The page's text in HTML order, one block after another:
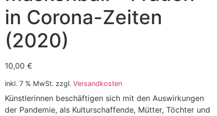
in Corona-Zeiten
(2020)
10,00 €
inkl. 7 % MwSt. zzgl. Versandkosten
Künstlerinnen beschäftigen sich mit den Auswirkungen
der Pandemie, als Kulturschaffende, Mütter, Töchter und